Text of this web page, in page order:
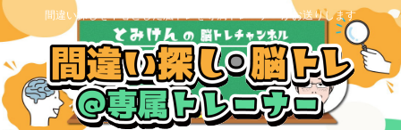
間違い探しを中心とした脳トレを専属トレーナーがお送りします